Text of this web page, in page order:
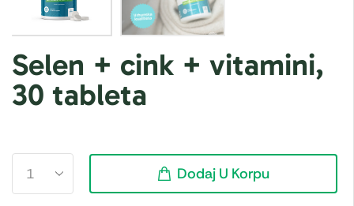
Selen + cink + vitamini,
30 tableta
Dodaj U Korpu